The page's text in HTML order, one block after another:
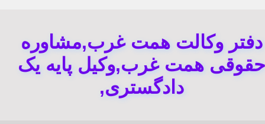
دفتر وکالت همت غرب,مشاوره
حقوقی همت غرب,وکیل پایه یک
دادگستری,